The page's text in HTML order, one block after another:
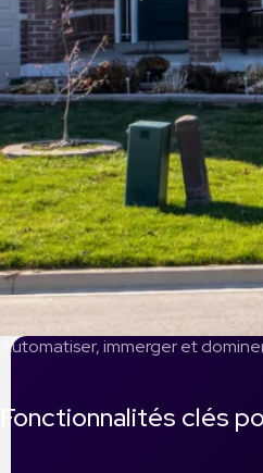
Automatiser, immerger et
Fonctionnalités clés